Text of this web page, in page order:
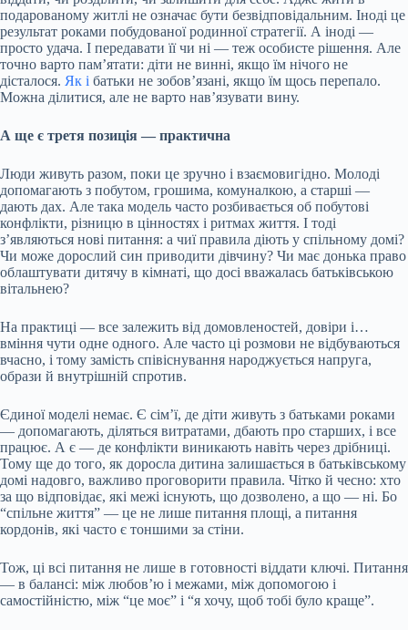
подарованому житлі не означає бути безвідповідальним. Іноді це
результат роками побудованої родинної стратегії. А іноді —
просто удача. І передавати її чи ні — теж особисте рішення. Але
точно варто пам’ятати: діти не винні, якщо їм нічого не
дісталося. Як і батьки не зобов’язані, якщо їм щось перепало.
Можна ділитися, але не варто нав’язувати вину.
А ще є третя позиція — практична
Люди живуть разом, поки це зручно і взаємовигідно. Молоді
допомагають з побутом, грошима, комуналкою, а старші —
дають дах. Але така модель часто розбивається об побутові
конфлікти, різницю в цінностях і ритмах життя. І тоді
з’являються нові питання: а чиї правила діють у спільному домі?
Чи може дорослий син приводити дівчину? Чи має донька право
облаштувати дитячу в кімнаті, що досі вважалась батьківською
вітальнею?
На практиці — все залежить від домовленостей, довіри і…
вміння чути одне одного. Але часто ці розмови не відбуваються
вчасно, і тому замість співіснування народжується напруга,
образи й внутрішній спротив.
Єдиної моделі немає. Є сім’ї, де діти живуть з батьками роками
— допомагають, діляться витратами, дбають про старших, і все
працює. А є — де конфлікти виникають навіть через дрібниці.
Тому ще до того, як доросла дитина залишається в батьківському
домі надовго, важливо проговорити правила. Чітко й чесно: хто
за що відповідає, які межі існують, що дозволено, а що — ні. Бо
“спільне життя” — це не лише питання площі, а питання
кордонів, які часто є тоншими за стіни.
Тож, ці всі питання не лише в готовності віддати ключі. Питання
— в балансі: між любов’ю і межами, між допомогою і
самостійністю, між “це моє” і “я хочу, щоб тобі було краще”.